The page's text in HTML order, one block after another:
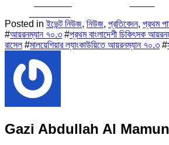
Posted inইভেন্ট নিউজ, নিউজ, প্রতিবেদন, প্রথম
#আয়রনম্যান ৭০.৩ #প্রথম বাংলাদেশী চিকিৎসক
রাসেল#মালয়েশিয়ার ল্যাংকাউয়িতে আয়রনম্যান ৭০.৩ #
Gazi Abdullah Al Mamun